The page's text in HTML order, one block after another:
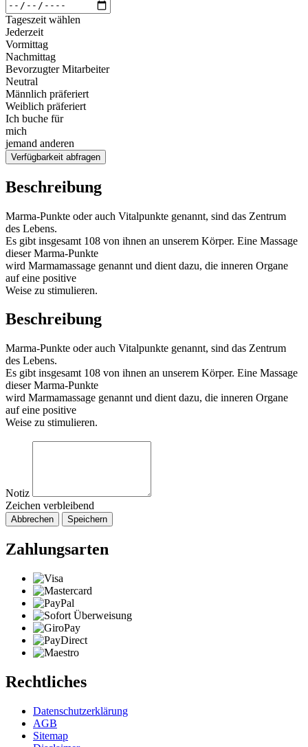
Tageszeit wählen
Jederzeit
Vormittag
Nachmittag
Bevorzugter Mitarbeiter
Neutral
Männlich präferiert
Weiblich präferiert
Ich buche für
mich
jemand anderen
Verfügbarkeit abfragen
Beschreibung
Marma-Punkte oder auch Vitalpunkte genannt, sind das Zentrum
des Lebens.
Es gibt insgesamt 108 von ihnen an unserem Körper. Eine Massage
dieser Marma-Punkte
wird Marmamassage genannt und dient dazu, die inneren Organe
auf eine positive
Weise zu stimulieren.
Beschreibung
Marma-Punkte oder auch Vitalpunkte genannt, sind das Zentrum
des Lebens.
Es gibt insgesamt 108 von ihnen an unserem Körper. Eine Massage
dieser Marma-Punkte
wird Marmamassage genannt und dient dazu, die inneren Organe
auf eine positive
Weise zu stimulieren.
Notiz
Zeichen verbleibend
Abbrechen Speichern
Zahlungsarten
Rechtliches
Datenschutzerklärung
AGB
Sitemap